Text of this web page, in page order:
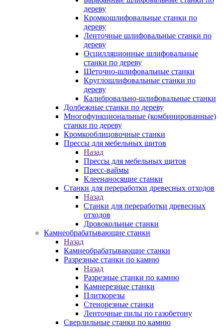
дереву
Кромкошлифовальные станки по
дереву
Ленточные шлифовальные станки по
дереву
Осцилляционные шлифовальные
станки по дереву
Щеточно-шлифовальные станки
Круглошлифовальные станки по
дереву
Калибровально-шлифовальные станки
Долбежные станки по дереву
Многофункциональные (комбинированные)
станки по дереву
Кромкооблицовочные станки
Прессы для мебельных щитов
Назад
Прессы для мебельных щитов
Пресс-ваймы
Клеенаносящие станки
Станки для переработки древесных отходов
Назад
Станки для переработки древесных
отходов
Дровокольные станки
Камнеобрабатывающие станки
Назад
Камнеобрабатывающие станки
Разрезные станки по камню
Назад
Разрезные станки по камню
Камнерезные станки
Плиткорезы
Стенорезные станки
Ленточные пилы по газобетону
Сверлильные станки по камню